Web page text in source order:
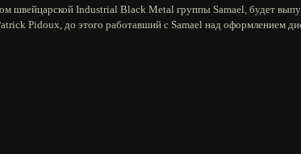
швейцарской Industrial Black Metal группы Samael, будет
Pidoux, до этого работавший с Samael над оформлением